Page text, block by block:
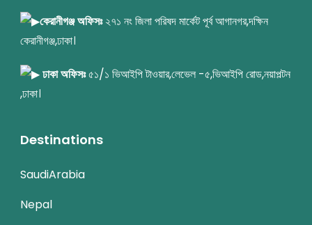
কেরানীগঞ্জ অফিসঃ২৭১ নং জিলা পরিষদ মার্কেট পূর্ব আগানগর,দক্ষিন
কেরানীগঞ্জ,ঢাকা।
ঢাকা অফিসঃ৫১/১ ভিআইপি টাওয়ার,লেভেল -৫,ভিআইপি রোড,নয়াপল্টন
,ঢাকা।
Destinations
SaudiArabia
Nepal